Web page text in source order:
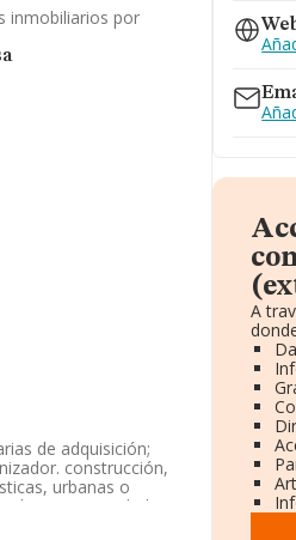
inmobiliarios por
de adquisición;
construcción,
urbanas o
como Sociedad
cuenta propia'. La
A